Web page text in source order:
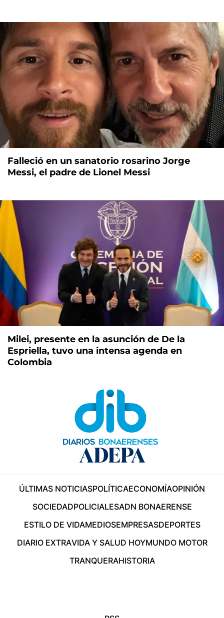
Falleció en un sanatorio rosarino Jorge
Messi, el padre de Lionel Messi
Milei, presente en la asunción de De la
Espriella, tuvo una intensa agenda en
Colombia
ÚLTIMAS NOTICIASPOLÍTICAECONOMÍAOPINIÓN
SOCIEDADPOLICIALESADN BONAERENSE
ESTILO DE VIDAMEDIOSEMPRESASDEPORTES
DIARIO EXTRAVIDA Y SALUD HOYMUNDO MOTOR
TRANQUERAHISTORIA